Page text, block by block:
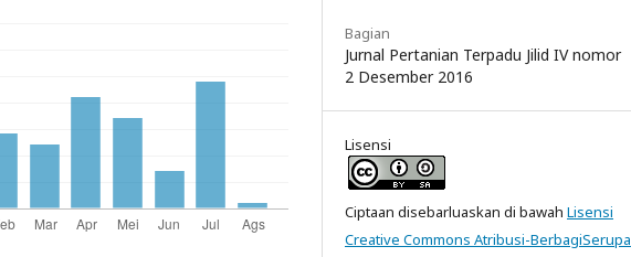
Bagian
Jurnal Pertanian Terpadu Jilid IV nomor
2 Desember 2016
Lisensi
Ciptaan disebarluaskan di bawah Lisensi
Creative Commons Atribusi-BerbagiSerupa